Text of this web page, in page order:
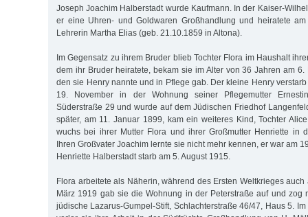
Joseph Joachim Halberstadt wurde Kaufmann. In der Kaiser-
er eine Uhren- und Goldwaren Großhandlung und heiratete
Lehrerin Martha Elias (geb. 21.10.1859 in Altona).
Im Gegensatz zu ihrem Bruder blieb Tochter Flora im Haushalt
dem ihr Bruder heiratete, bekam sie im Alter von 36 Jahren am
den sie Henry nannte und in Pflege gab. Der kleine Henry
19. November in der Wohnung seiner Pflegemutter
Süderstraße 29 und wurde auf dem Jüdischen Friedhof
später, am 11. Januar 1899, kam ein weiteres Kind, Tochter
wuchs bei ihrer Mutter Flora und ihrer Großmutter Henriette in
Ihren Großvater Joachim lernte sie nicht mehr kennen, er war am
Henriette Halberstadt starb am 5. August 1915.
Flora arbeitete als Näherin, während des Ersten Weltkrieges
März 1919 gab sie die Wohnung in der Peterstraße auf und zog
jüdische Lazarus-Gumpel-Stift, Schlachterstraße 46/47, Haus 5.